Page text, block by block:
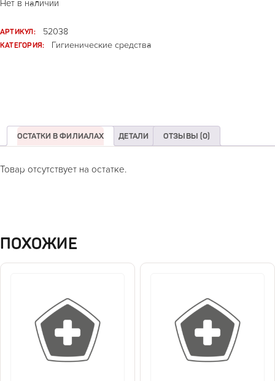
Нет в наличии
АРТИКУЛ:
52038
КАТЕГОРИЯ:
Гигиенические средства
ОСТАТКИ В ФИЛИАЛАХ ДЕТАЛИ ОТЗЫВЫ (0)
Товар отсутствует на остатке.
ПОХОЖИЕ